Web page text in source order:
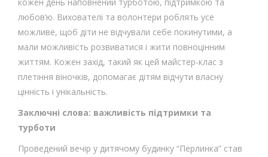
любов’ю. Вихователі та волонтери роблять усе
можливе, щоб діти не відчували себе покинутими, а
мали можливість розвиватися і жити повноцінним
життям. Кожен захід, такий як цей майстер-клас з
плетіння віночків, допомагає дітям відчути власну
цінність і унікальність.
Заключні слова: важливість підтримки та
турботи
Проведений вечір у дитячому будинку “Перлинка” став